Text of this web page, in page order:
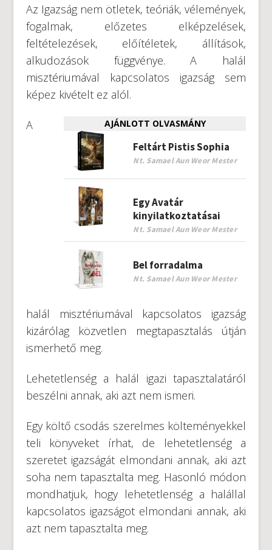
Az Igazság nem ötletek, teóriák, vélemények,
fogalmak, előzetes elképzelések,
feltételezések, előítéletek, állítások,
alkudozások függvénye. A halál
misztériumával kapcsolatos igazság sem
képez kivételt ez alól.
AJÁNLOTT OLVASMÁNY
Feltárt Pistis Sophia
Nt. Samael Aun Weor Mester
Egy Avatár
kinyilatkoztatásai
Nt. Samael Aun Weor Mester
Bel forradalma
Nt. Samael Aun Weor Mester
A
halál misztériumával kapcsolatos igazság
kizárólag közvetlen megtapasztalás útján
ismerhető meg.
Lehetetlenség a halál igazi tapasztalatáról
beszélni annak, aki azt nem ismeri.
Egy költő csodás szerelmes költeményekkel
teli könyveket írhat, de lehetetlenség a
szeretet igazságát elmondani annak, aki azt
soha nem tapasztalta meg. Hasonló módon
mondhatjuk, hogy lehetetlenség a halállal
kapcsolatos igazságot elmondani annak, aki
azt nem tapasztalta meg.